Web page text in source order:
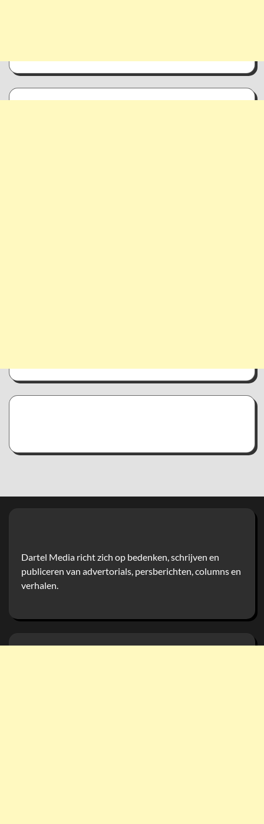
Dartel Media richt zich op bedenken, schrijven en
publiceren van advertorials, persberichten, columns en
verhalen.